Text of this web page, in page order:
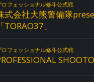
ロフェッショナル修斗公式戦
式会社大熊警備隊
「TORAO37」
ロフェッショナル修斗公式戦